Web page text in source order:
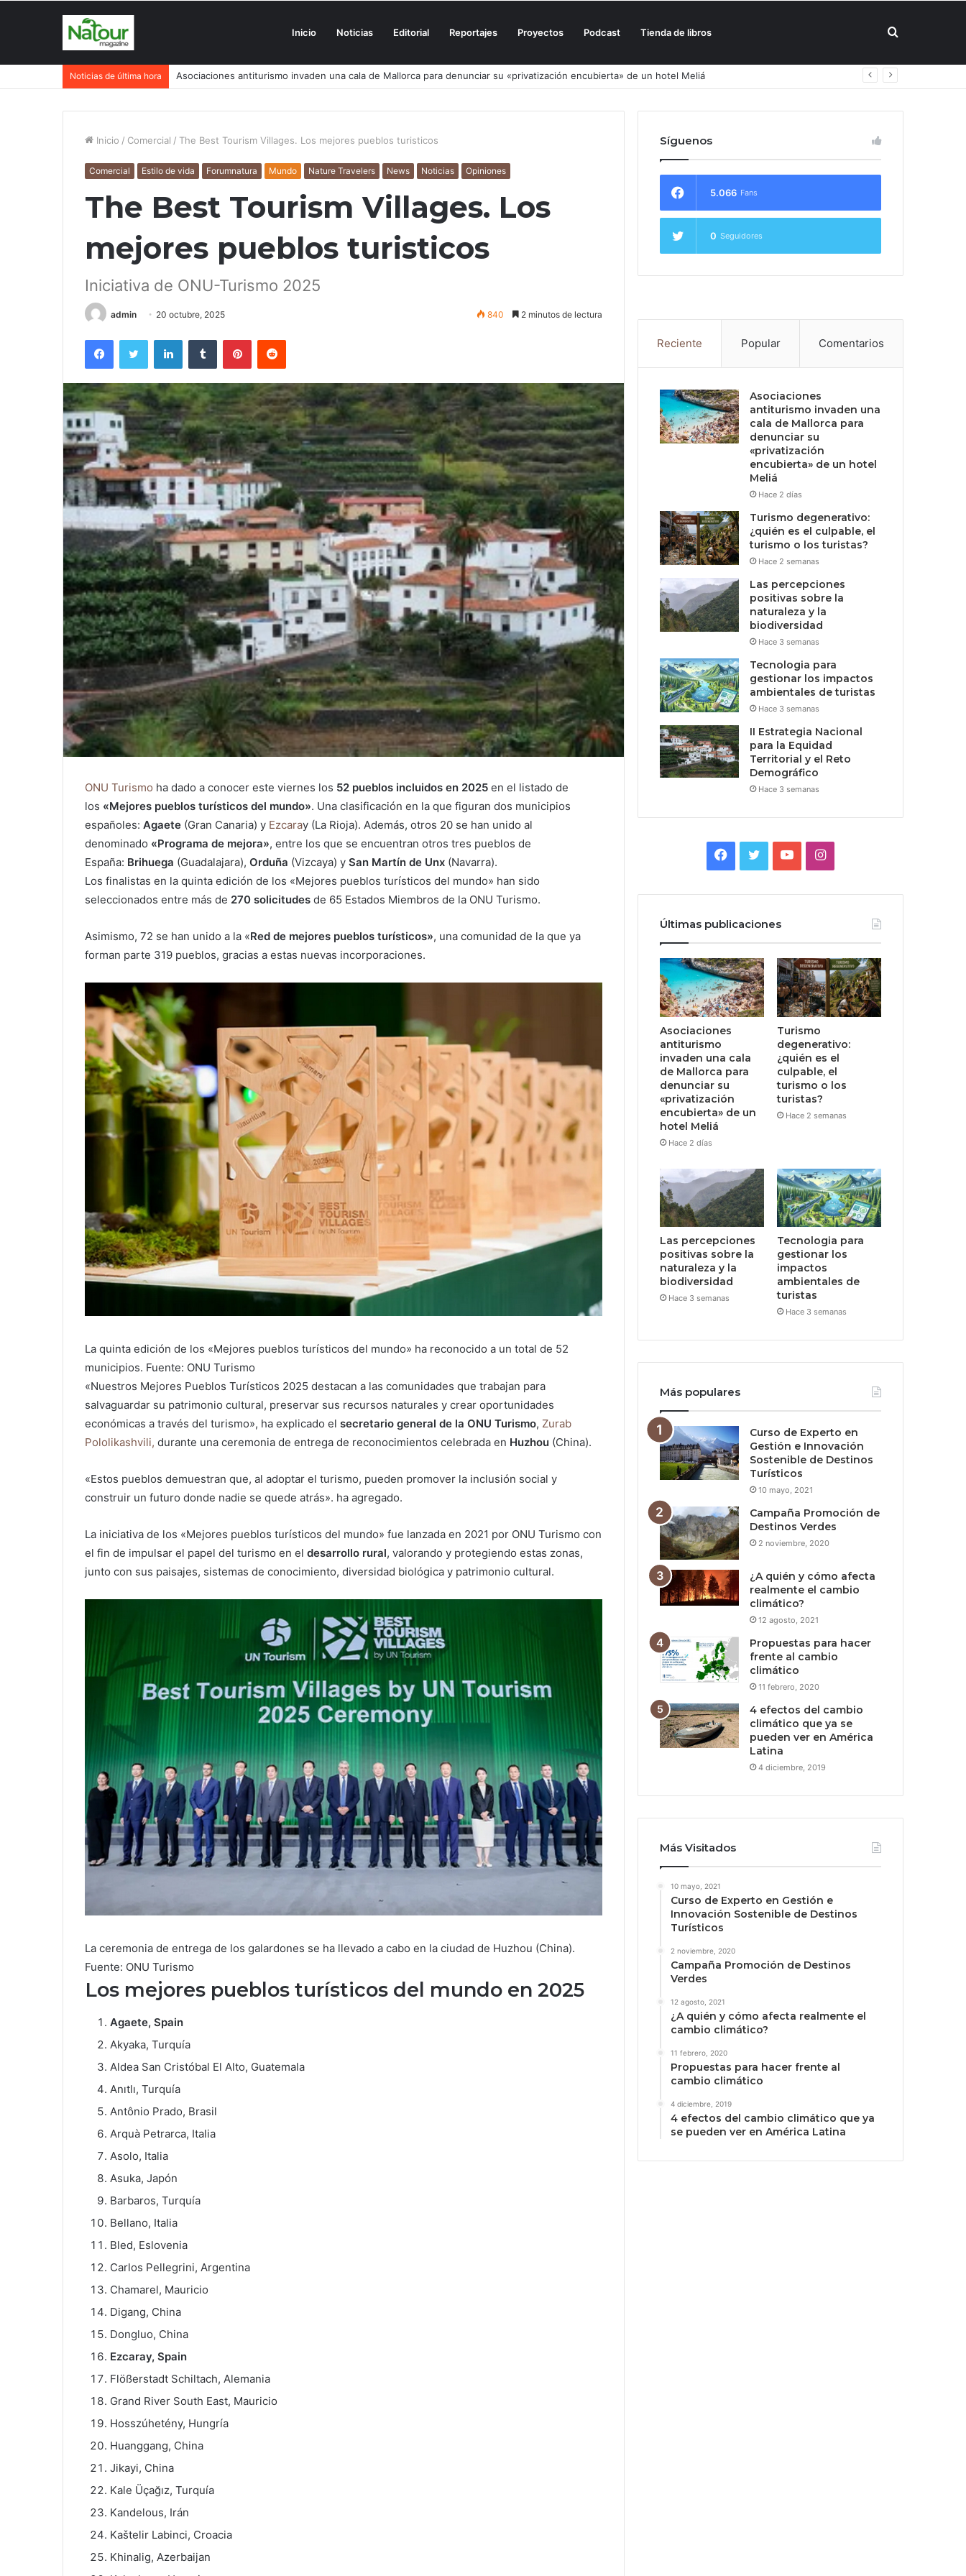
Inicio Noticias Editorial Reportajes Proyectos Podcast Tienda de libros Buscar
Noticias de última hora Turismo degenerativo: ¿quién es el culpable, el turismo o los turistas?
Inicio / Comercial / The Best Tourism Villages. Los mejores pueblos turisticos
Comercial Estilo de vida Forumnatura Mundo Nature Travelers News Noticias Opiniones
The Best Tourism Villages. Los
mejores pueblos turisticos
Iniciativa de ONU-Turismo 2025
admin 20 octubre, 2025 840 2 minutos de lectura
FacebookTwitter LinkedInTumblr PinterestReddit
ONU Turismo ha dado a conocer este viernes los 52 pueblos incluidos en 2025 en el listado de
los «Mejores pueblos turísticos del mundo». Una clasificación en la que figuran dos municipios
españoles: Agaete (Gran Canaria) y Ezcaray (La Rioja). Además, otros 20 se han unido al
denominado «Programa de mejora», entre los que se encuentran otros tres pueblos de
España: Brihuega (Guadalajara), Orduña (Vizcaya) y San Martín de Unx (Navarra).
Los finalistas en la quinta edición de los «Mejores pueblos turísticos del mundo» han sido
seleccionados entre más de 270 solicitudes de 65 Estados Miembros de la ONU Turismo.
Asimismo, 72 se han unido a la «Red de mejores pueblos turísticos», una comunidad de la que ya
forman parte 319 pueblos, gracias a estas nuevas incorporaciones.
La quinta edición de los «Mejores pueblos turísticos del mundo» ha reconocido a un total de 52
municipios. Fuente: ONU Turismo
«Nuestros Mejores Pueblos Turísticos 2025 destacan a las comunidades que trabajan para
salvaguardar su patrimonio cultural, preservar sus recursos naturales y crear oportunidades
económicas a través del turismo», ha explicado el secretario general de la ONU Turismo, Zurab
Pololikashvili, durante una ceremonia de entrega de reconocimientos celebrada en Huzhou (China).
«Estos pueblos demuestran que, al adoptar el turismo, pueden promover la inclusión social y
construir un futuro donde nadie se quede atrás». ha agregado.
La iniciativa de los «Mejores pueblos turísticos del mundo» fue lanzada en 2021 por ONU Turismo con
el fin de impulsar el papel del turismo en el desarrollo rural, valorando y protegiendo estas zonas,
junto con sus paisajes, sistemas de conocimiento, diversidad biológica y patrimonio cultural.
La ceremonia de entrega de los galardones se ha llevado a cabo en la ciudad de Huzhou (China).
Fuente: ONU Turismo
Los mejores pueblos turísticos del mundo en 2025
Agaete, Spain
Akyaka, Turquía
Aldea San Cristóbal El Alto, Guatemala
Anıtlı, Turquía
Antônio Prado, Brasil
Arquà Petrarca, Italia
Asolo, Italia
Asuka, Japón
Barbaros, Turquía
Bellano, Italia
Bled, Eslovenia
Carlos Pellegrini, Argentina
Chamarel, Mauricio
Digang, China
Dongluo, China
Ezcaray, Spain
Flößerstadt Schiltach, Alemania
Grand River South East, Mauricio
Hosszúhetény, Hungría
Huanggang, China
Jikayi, China
Kale Üçağız, Turquía
Kandelous, Irán
Kaštelir Labinci, Croacia
Khinalig, Azerbaijan
Síguenos
5.066 Fans
0 Seguidores
Reciente Popular Comentarios
Asociaciones
antiturismo invaden una
cala de Mallorca para
denunciar su
«privatización
encubierta» de un hotel
Meliá
Hace 2 días
Turismo degenerativo:
¿quién es el culpable, el
turismo o los turistas?
Hace 2 semanas
Las percepciones
positivas sobre la
naturaleza y la
biodiversidad
Hace 3 semanas
Tecnologia para
gestionar los impactos
ambientales de turistas
Hace 3 semanas
II Estrategia Nacional
para la Equidad
Territorial y el Reto
Demográfico
Hace 3 semanas
Facebook
TwitterYouTubeInstagram
Últimas publicaciones
Asociaciones
antiturismo
invaden una cala
de Mallorca para
denunciar su
«privatización
encubierta» de un
hotel Meliá
Hace 2 días
Turismo
degenerativo:
¿quién es el
culpable, el
turismo o los
turistas?
Hace 2 semanas
Las percepciones
positivas sobre la
naturaleza y la
biodiversidad
Hace 3 semanas
Tecnologia para
gestionar los
impactos
ambientales de
turistas
Hace 3 semanas
Más populares
Curso de Experto en
Gestión e Innovación
Sostenible de Destinos
Turísticos
10 mayo, 2021
Campaña Promoción de
Destinos Verdes
2 noviembre, 2020
¿A quién y cómo afecta
realmente el cambio
climático?
12 agosto, 2021
Propuestas para hacer
frente al cambio
climático
11 febrero, 2020
4 efectos del cambio
climático que ya se
pueden ver en América
Latina
4 diciembre, 2019
Más Visitados
10 mayo, 2021
Curso de Experto en Gestión e
Innovación Sostenible de Destinos
Turísticos
2 noviembre, 2020
Campaña Promoción de Destinos
Verdes
12 agosto, 2021
¿A quién y cómo afecta realmente el
cambio climático?
11 febrero, 2020
Propuestas para hacer frente al
cambio climático
4 diciembre, 2019
4 efectos del cambio climático que ya
se pueden ver en América Latina